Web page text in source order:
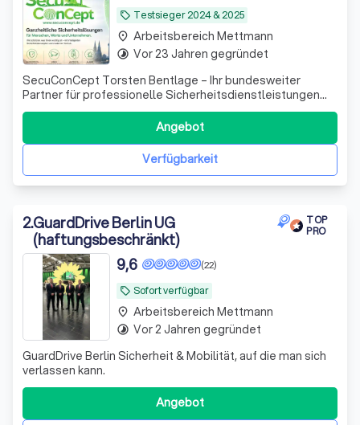
local_offer Testsieger 2024 & 2025
SecuConCept Torsten Bentlage – Ihr bundesweiter
Partner für professionelle Sicherheitsdienstleistungen
SecuConCept Torsten Bentlage steht seit über 20 Jahren
für zuverlässige, nachhaltige und hochwertige
Sicherheitslösungen für Unternehmen, Industrie, Logistik,
Energieversorger und öffentliche Auft
Verfügbarkeit
Angebot
place Arbeitsbereich Mettmann
timelapse Vor 23 Jahren gegründet
2.GuardDrive Berlin UG
(haftungsbeschränkt)
TOP
PRO
local_offer Sofort verfügbar
(22)
9,6
GuardDrive Berlin Sicherheit & Mobilität, auf die man sich
verlassen kann.
Angebot
place Arbeitsbereich Mettmann
timelapse Vor 2 Jahren gegründet